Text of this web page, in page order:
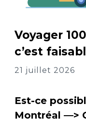
Voyager
c’est
21 juillet 2026
Est-ce
Montréal —>